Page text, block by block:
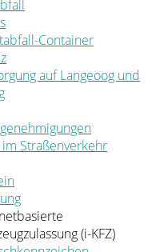
Container
auf Langeoog und
Straßenverkehr
(i-KFZ)